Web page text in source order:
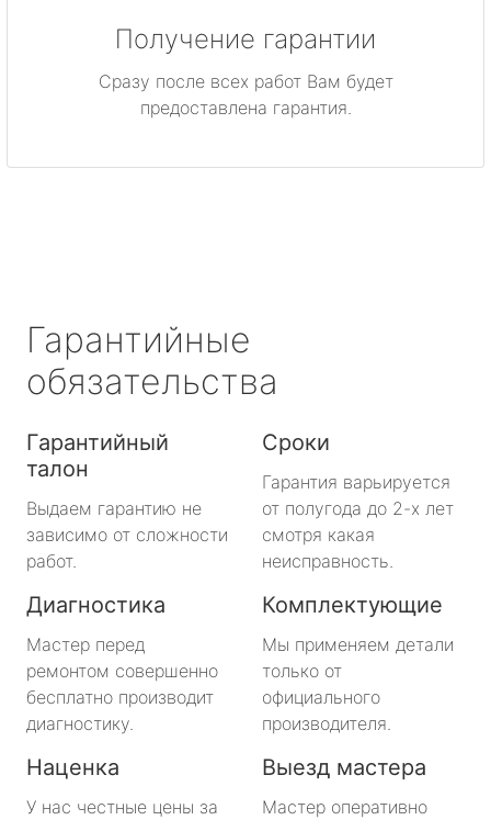
Получение гарантии
Сразу после всех работ Вам будет
предоставлена гарантия.
Гарантийные
обязательства
Гарантийный
талон
Выдаем гарантию не
зависимо от сложности
работ.
Сроки
Гарантия варьируется
от полугода до 2-х лет
смотря какая
неисправность.
Диагностика
Мастер перед
ремонтом совершенно
бесплатно производит
диагностику.
Комплектующие
Мы применяем детали
только от
официального
производителя.
Наценка
У нас честные цены за
Выезд мастера
Мастер оперативно